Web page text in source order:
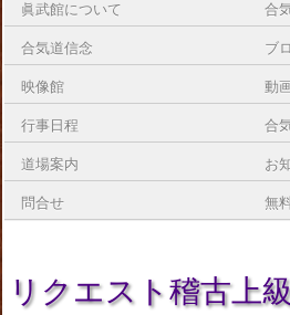
眞武館について 合
合気道信念 ブ
映像館 動
行事日程 合
道場案内 お
問合せ 無
リクエスト稽古上